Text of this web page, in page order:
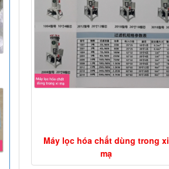
Máy lọc hóa chất dùng trong xi
mạ